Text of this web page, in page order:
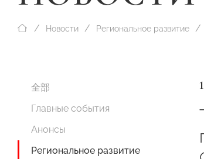
Новости Региональное развитие
全部
Главные события
Анонсы
Региональное развитие